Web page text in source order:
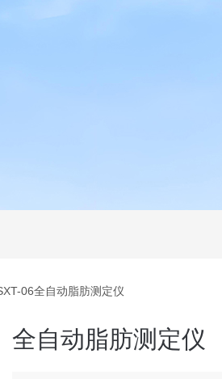
06全自动脂肪测定仪
全自动脂肪测定仪